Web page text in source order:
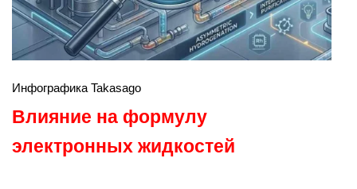
Инфографика Takasago
Влияние на формулу
электронных жидкостей